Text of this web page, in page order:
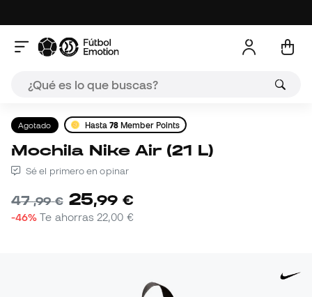
Agotado Hasta78 Member Points
Mochila Nike Air (21 L)
Sé el primero en opinar
47,99 € 25,99 €
-46% Te ahorras 22,00 €